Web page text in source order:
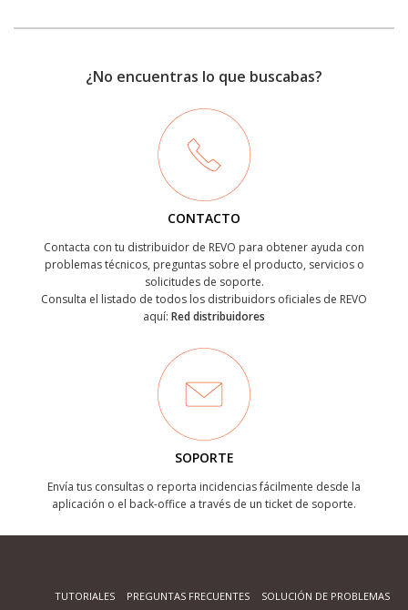
¿No encuentras lo que buscabas?
CONTACTO
Contacta con tu distribuidor de REVO para obtener ayuda con
problemas técnicos, preguntas sobre el producto, servicios o
solicitudes de soporte.
Consulta el listado de todos los distribuidors oficiales de REVO
aquí: Red distribuidores
SOPORTE
Envía tus consultas o reporta incidencias fácilmente desde la
aplicación o el back-office a través de un ticket de soporte.
TUTORIALES PREGUNTAS FRECUENTES
SOLUCIÓN DE PROBLEMAS